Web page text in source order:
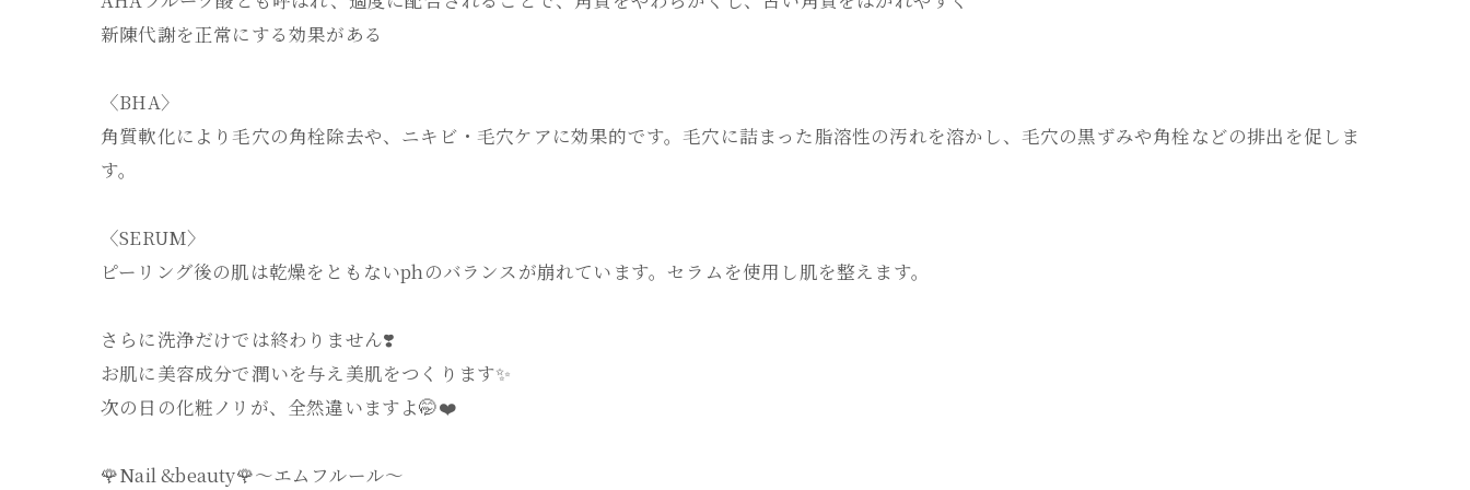
新陳代謝を正常にする効果がある
〈BHA〉
角質軟化により毛穴の角栓除去や、ニキビ・毛穴ケアに効果的です。毛穴に詰まった脂溶性の汚れを溶かし、毛穴の黒ずみや角栓などの排出を促しま
す。
〈SERUM〉
ピーリング後の肌は乾燥をともないphのバランスが崩れています。セラムを使用し肌を整えます。
さらに洗浄だけでは終わりません❣️
お肌に美容成分で潤いを与え美肌をつくります✨
次の日の化粧ノリが、全然違いますよ🤭❤️
🌹Nail &beauty🌹〜エムフルール〜